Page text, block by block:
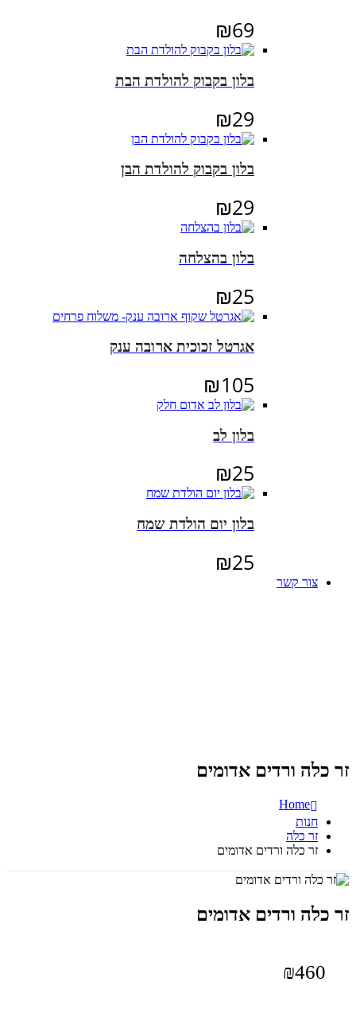
₪69
בלון בקבוק להולדת הבת
₪29
בלון בקבוק להולדת הבן
₪29
בלון בהצלחה
₪25
אגרטל זכוכית ארובה ענק
₪105
בלון לב
₪25
בלון יום הולדת שמח
₪25
צור קשר
זר כלה ורדים אדומים
Home
חנות
זר כלה
זר כלה ורדים אדומים
זר כלה ורדים אדומים
₪460